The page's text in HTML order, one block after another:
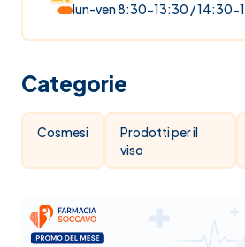
lun-ven 8:30-13:30 / 14:30-
Categorie
Cosmesi
Prodotti per il
viso